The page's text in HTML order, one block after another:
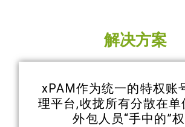
解决方案
xPAM作为统一的特权账
理平台,收拢所有分散在单
外包人员“手中的”